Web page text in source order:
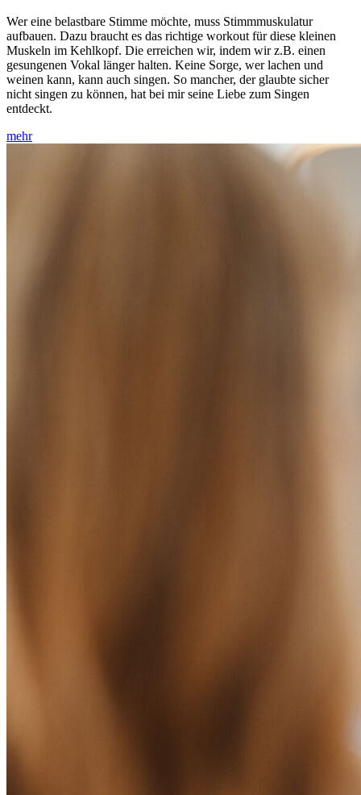
Wer eine belastbare Stimme möchte, muss Stimmmuskulatur
aufbauen. Dazu braucht es das richtige workout für diese kleinen
Muskeln im Kehlkopf. Die erreichen wir, indem wir z.B. einen
gesungenen Vokal länger halten. Keine Sorge, wer lachen und
weinen kann, kann auch singen. So mancher, der glaubte sicher
nicht singen zu können, hat bei mir seine Liebe zum Singen
entdeckt.
mehr